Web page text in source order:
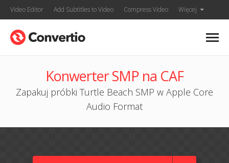
Video Editor Add Subtitles to Video Compress Video Więcej
Konwerter SMP na CAF
Zapakuj próbki Turtle Beach SMP w Apple Core
Audio Format